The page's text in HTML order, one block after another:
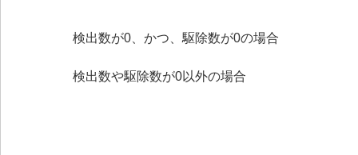
検出数が0、かつ、駆除数が0の場合
検出数や駆除数が0以外の場合